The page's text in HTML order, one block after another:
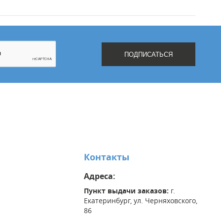
Контакты
Адреса:
Пункт выдачи заказов: г.
Екатеринбург, ул. Черняховского,
86